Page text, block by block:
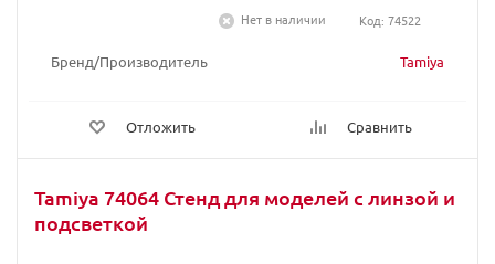
Бренд/Производитель Tamiya
Отложить Сравнить
Нет в наличии
Код: 74522
Tamiya 74064 Стенд для моделей c линзой и
подсветкой